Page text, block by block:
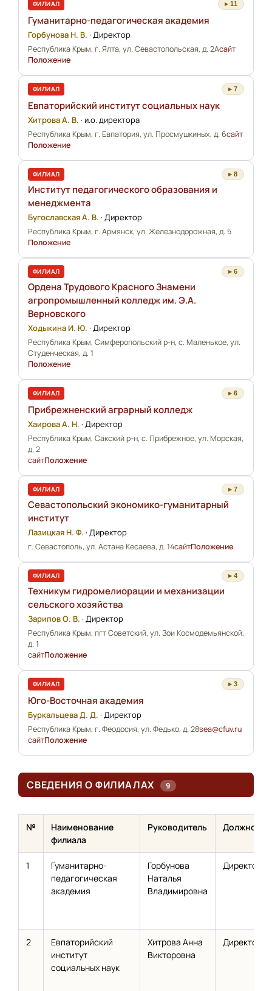
ФИЛИАЛ ▸ 11
Гуманитарно-педагогическая академия
Горбунова Н. В. · Директор
Республика Крым, г. Ялта, ул. Севастопольская, д. 2Асайт
Положение
ФИЛИАЛ ▸ 7
Евпаторийский институт социальных наук
Хитрова А. В. · и.о. директора
Республика Крым, г. Евпатория, ул. Просмушкиных, д. 6сайт
Положение
ФИЛИАЛ ▸ 8
Институт педагогического образования и
менеджмента
Бугославская А. В. · Директор
Республика Крым, г. Армянск, ул. Железнодорожная, д. 5
Положение
ФИЛИАЛ ▸ 6
Ордена Трудового Красного Знамени
агропромышленный колледж им. Э.А.
Верновского
Ходыкина И. Ю. · Директор
Республика Крым, Симферопольский р-н, с. Маленькое, ул.
Студенческая, д. 1
Положение
ФИЛИАЛ ▸ 6
Прибрежненский аграрный колледж
Хаирова А. Н. · Директор
Республика Крым, Сакский р-н, с. Прибрежное, ул. Морская,
д. 2
сайтПоложение
ФИЛИАЛ ▸ 7
Севастопольский экономико-гуманитарный
институт
Лазицкая Н. Ф. · Директор
г. Севастополь, ул. Астана Кесаева, д. 14сайтПоложение
ФИЛИАЛ ▸ 4
Техникум гидромелиорации и механизации
сельского хозяйства
Зарипов О. В. · Директор
Республика Крым, пгт Советский, ул. Зои Космодемьянской,
д. 1
сайтПоложение
ФИЛИАЛ ▸ 3
Юго-Восточная академия
Буркальцева Д. Д. · Директор
Республика Крым, г. Феодосия, ул. Федько, д. 28sea@cfuv.ru
сайтПоложение
СВЕДЕНИЯ О ФИЛИАЛАХ 9
№
Наименование
филиала
Руководитель Должность
1
Гуманитарно-
педагогическая
академия
Горбунова
Наталья
Владимировна
Директор
2
Евпаторийский
институт
социальных наук
Хитрова Анна
Викторовна
Директор